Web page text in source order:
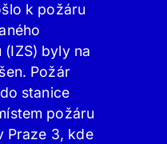
k požáru
(IZS) byly na
Požár
stanice
požáru
Praze 3, kde